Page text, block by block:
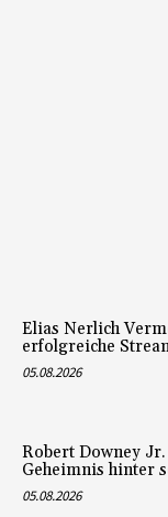
Elias Nerlich
erfolgreiche
05.08.2026
Robert Downey
Geheimnis hinter
05.08.2026